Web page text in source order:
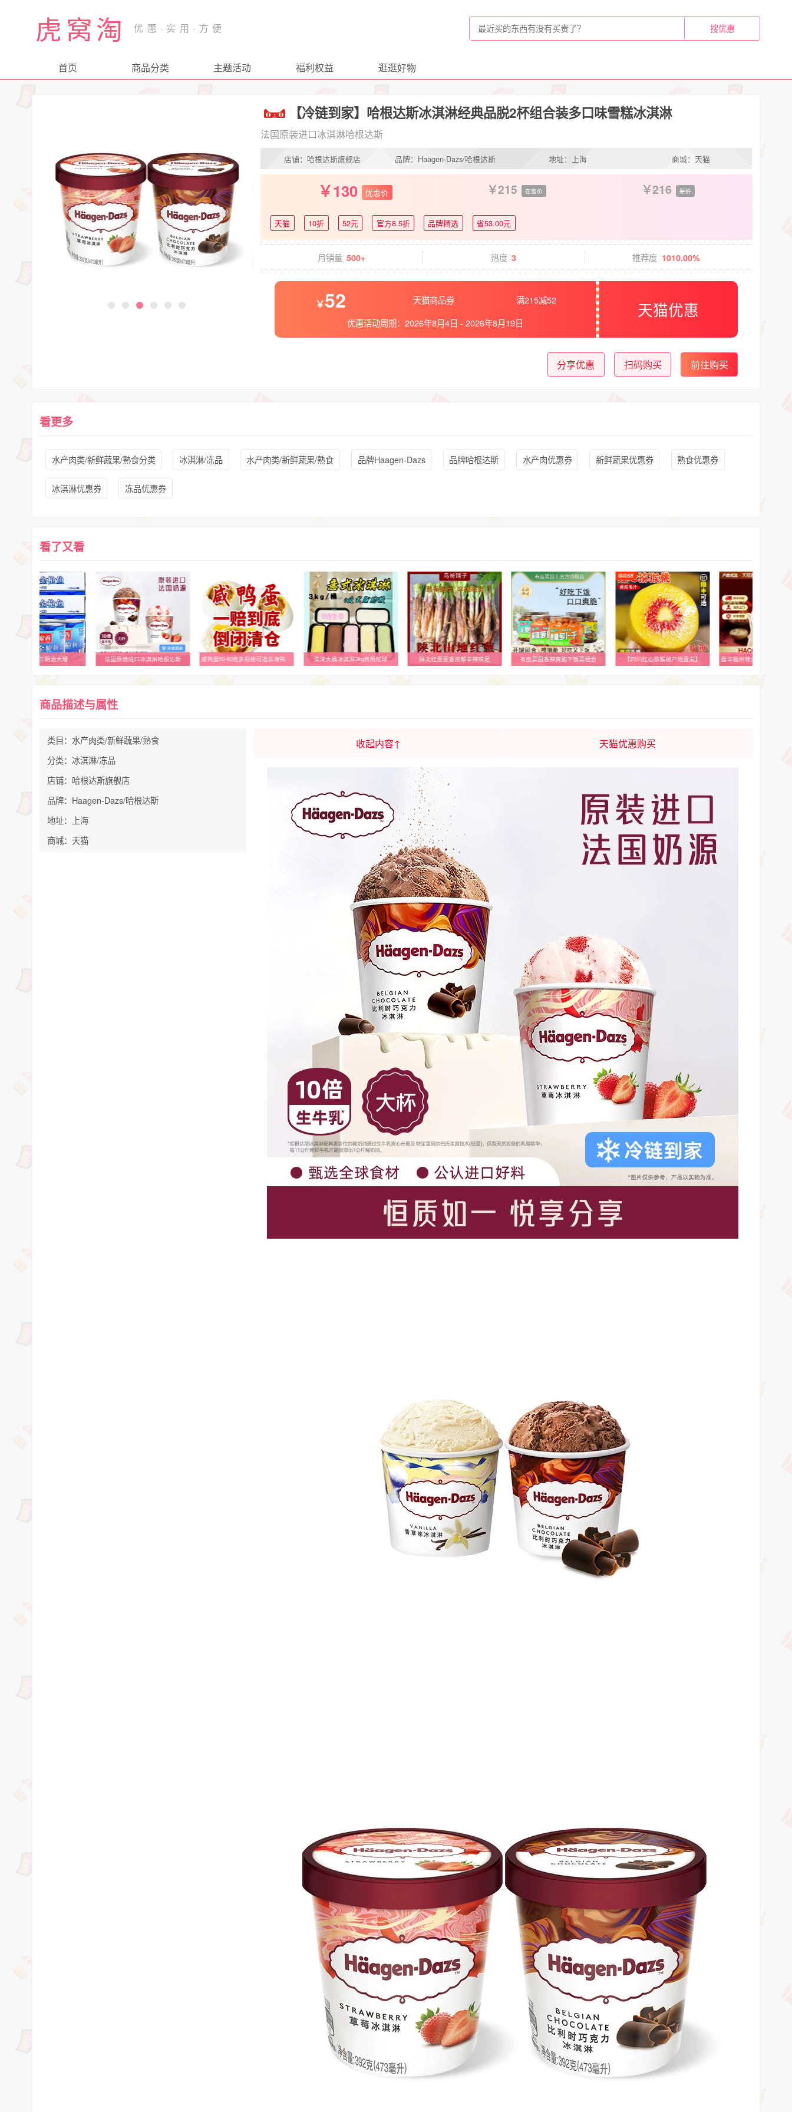
虎窝淘
首页 商品分类 主题活动 福利权益 逛逛好物
【冷链到家】哈根达斯冰淇淋经典品脱2杯组合装多口味雪糕冰淇淋
法国原装进口冰淇淋哈根达斯
店铺：哈根达斯旗舰店 品牌：Haagen-Dazs/哈根达斯 地址：上海 商城：天猫
130 优惠价 215 在售价 216 原价
天猫 10折 52元 官方8.5折 品牌精选 省53.00元
月销量 500+ 热度 3 推荐度 1010.00%
52 天猫商品券
满215减52
优惠活动周期： 2026年8月4日 - 2026年8月19日
天猫优惠
分享优惠 扫码购买 前往购买
看更多
水产肉类/新鲜蔬果/熟食分类 冰淇淋/冻品 水产肉类/新鲜蔬果/熟食 品牌Haagen-Dazs 品牌哈根达斯 水产肉优惠券 新鲜蔬果优惠券 熟食优惠券
冰淇淋优惠券 冻品优惠券
看了又看
鱼家香寿司三明治大罐 法国原装进口冰淇淋哈根达斯 咸鸭蛋50-60克多规格可选非海鸭蛋非烤鸭蛋初产咸鸭蛋流油咸蛋 渼涞大桶冰淇淋3kg商用挖球 陕北红葱葱香浓郁辛辣味足 有亩菜园香辣爽脆下饭菜组合 【四川红心猕猴桃产地直发】
商品描述与属性
类目：水产肉类/新鲜蔬果/熟食
分类：冰淇淋/冻品
店铺：哈根达斯旗舰店
品牌：Haagen-Dazs/哈根达斯
地址：上海
商城：天猫
收起内容↑ 天猫优惠购买